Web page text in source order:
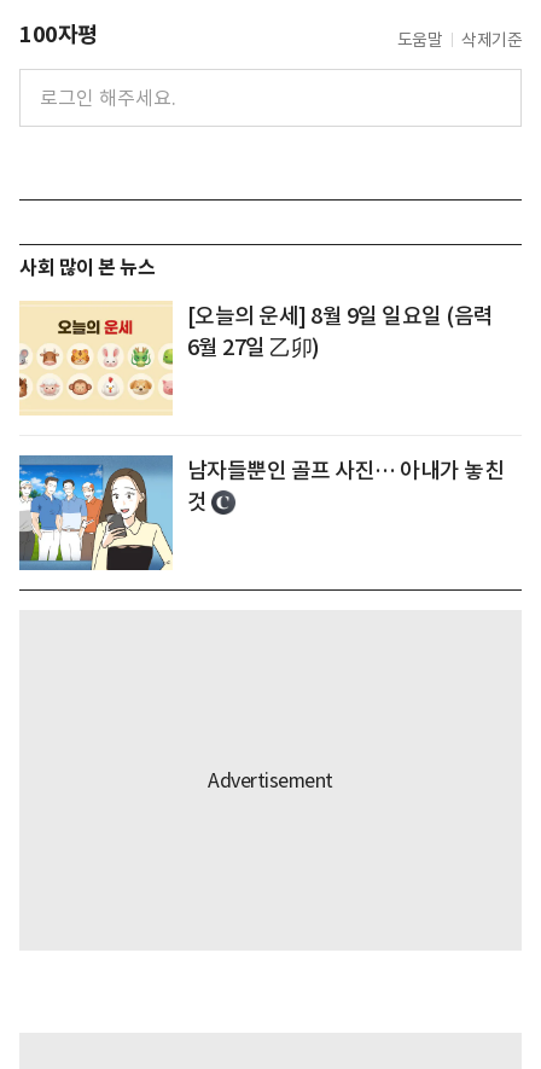
100자평 도움말 삭제기준
사회 많이 본 뉴스
[오늘의 운세] 8월 9일 일요일 (음력
6월 27일 乙卯)
남자들뿐인 골프 사진… 아내가 놓친
것